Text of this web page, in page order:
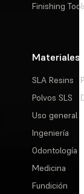
Finishing
Materiales
SLA Resins
Polvos SLS
Uso general
Ingeniería
Odontología
Medicina
Fundición